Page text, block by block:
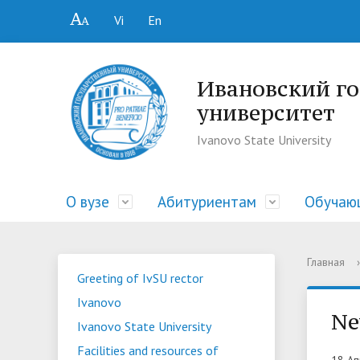
Vi En
Ивановский
университет
Ivanovo State University
О вузе
•
• Преподавателю и сотруднику
•
• Контакты
•
Абитуриентам
•
• Общежития
•
• Проект «Университетский лицей»
•
•
• Обучение
•
• Профком
•
ориентации и содействия
трудоустройству выпускников
«Карьера»
•
•
Greeting of IvSU rector
Ivanovo
Ivanovo State University
Facilities and resources of
Главная ›